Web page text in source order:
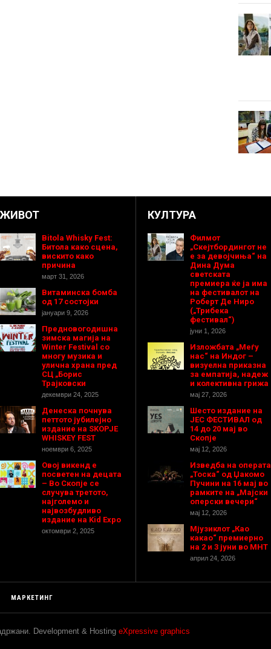
ЖИВОТ
Bitola Whisky Fest:
Битола како сцена,
вискито како
причина
март 31, 2026
Витаминска бомба
од 17 состојки
јануари 9, 2026
Предновогодишнa
зимска магија на
Winter Festival со
многу музика и
улична храна пред
СЦ „Борис
Трајковски
декември 24, 2025
Денеска почнува
петтото јубилејно
издание на SKOPJE
WHISKEY FEST
ноември 6, 2025
Овој викенд е
посветен на децата
– Во Скопје се
случува третото,
најголемо и
највозбудливо
издание на Kid Expo
октомври 2, 2025
КУЛТУРА
Филмот
„Скејтбордингот не
е за девојчиња“ на
Дина Дума
светската
премиера ќе ја има
на фестивалот на
Роберт Де Ниро
(„Трибека
фестивал“)
јуни 1, 2026
Изложбата „Меѓу
нас“ на Индог –
визуелна приказна
за емпатија, надеж
и колективна грижа
мај 27, 2026
Шесто издание на
ЈЕС ФЕСТИВАЛ од
14 до 20 мај во
Скопје
мај 12, 2026
Изведба на операта
„Тоска“ од Џакомо
Пучини на 16 мај во
рамките на „Мајски
оперски вечери“
мај 12, 2026
Мјузиклот „Као
какао“ премиерно
на 2 и 3 јуни во МНТ
април 24, 2026
МАРКЕТИНГ
Development & Hosting eXpressive graphics